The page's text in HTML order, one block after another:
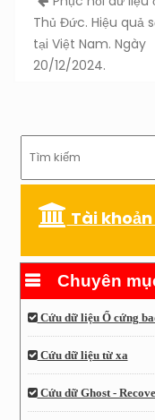
Thủ Đức. Hiệu quả
tại Việt Nam. Ngày
20/12/2024.
Tài
Chuyên
Cứu dữ liệu Ổ cứng
Cứu dữ liệu từ xa
Cứu dữ Ghost -